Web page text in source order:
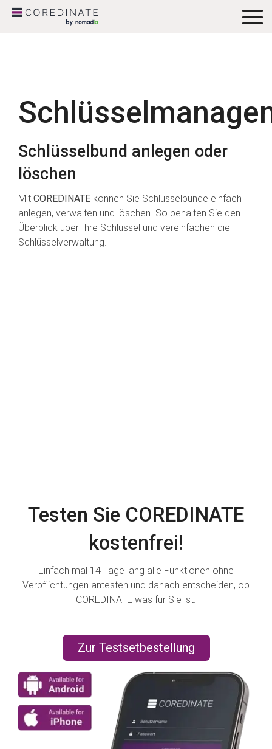
Schlüsselbund anlegen oder
löschen
Mit COREDINATE können Sie Schlüsselbunde einfach
anlegen, verwalten und löschen. So behalten Sie den
Überblick über Ihre Schlüssel und vereinfachen die
Schlüsselverwaltung.
Testen Sie COREDINATE
kostenfrei!
Einfach mal 14 Tage lang alle Funktionen ohne
Verpflichtungen antesten und danach entscheiden, ob
COREDINATE was für Sie ist.
Zur Testsetbestellung